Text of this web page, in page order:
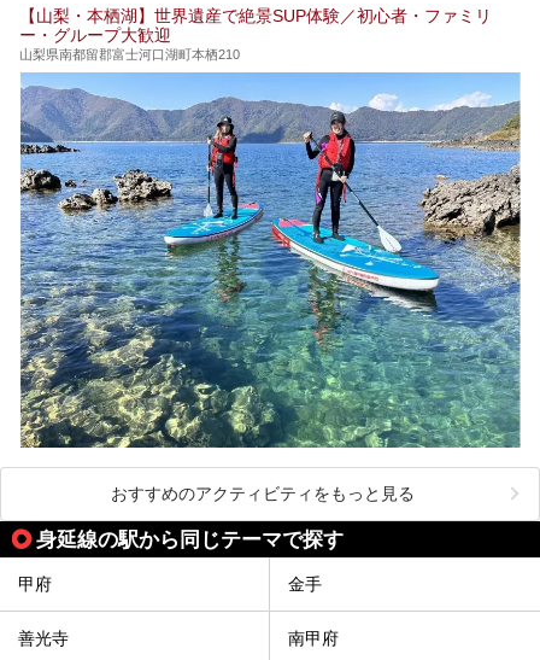
【山梨・本栖湖】世界遺産で絶景SUP体験／初心者・ファミリ
ー・グループ大歓迎
山梨県南都留郡富士河口湖町本栖210
おすすめのアクティビティをもっと見る
身延線の駅から同じテーマで探す
甲府 金手
善光寺 南甲府